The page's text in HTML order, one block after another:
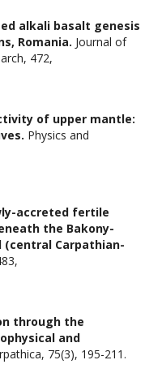
alkali basalt genesis
Romania. Journal of
472,
of upper mantle:
Physics and
accreted fertile
the Bakony-
(central Carpathian-
,
through the
and
75(3), 195-211.